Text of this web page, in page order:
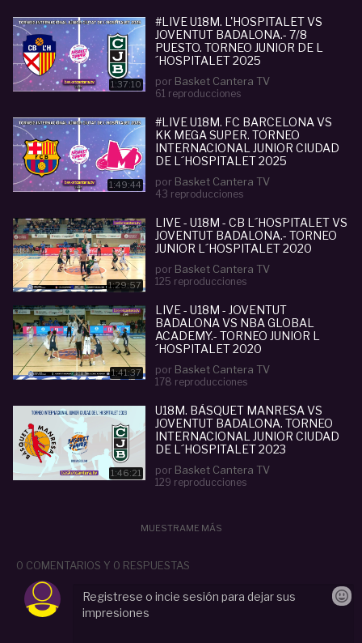
1:37:10
#LIVE U18M. L'HOSPITALET VS
JOVENTUT BADALONA.- 7/8
PUESTO. TORNEO JUNIOR DE L
´HOSPITALET 2025
por Basket Cantera TV
61 reproducciones
1:49:44
#LIVE U18M. FC BARCELONA VS
KK MEGA SUPER. TORNEO
INTERNACIONAL JUNIOR CIUDAD
DE L´HOSPITALET 2025
por Basket Cantera TV
43 reproducciones
1:29:57
LIVE - U18M - CB L´HOSPITALET VS
JOVENTUT BADALONA.- TORNEO
JUNIOR L´HOSPITALET 2020
por Basket Cantera TV
125 reproducciones
1:41:37
LIVE - U18M - JOVENTUT
BADALONA VS NBA GLOBAL
ACADEMY.- TORNEO JUNIOR L
´HOSPITALET 2020
por Basket Cantera TV
178 reproducciones
1:46:21
U18M. BÀSQUET MANRESA VS
JOVENTUT BADALONA. TORNEO
INTERNACIONAL JUNIOR CIUDAD
DE L´HOSPITALET 2023
por Basket Cantera TV
129 reproducciones
MUESTRAME MÁS
0 COMENTARIOS Y 0 RESPUESTAS